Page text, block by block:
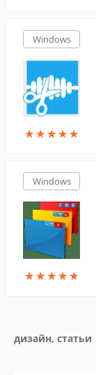
Windows
★★★★★
★★★★★
Windows
★★★★★
★★★★★
дизайн, статьи